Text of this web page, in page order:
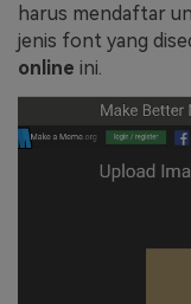
harus mendaftar
jenis font yang
online ini.